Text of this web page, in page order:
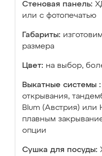
Стеновая панель:
или с фотопечатью
Габариты:
размера
Цвет: на выбор,
Выкатные системы :
открывания,
Blum (Австрия) или
плавным
опции
Сушка для посуды: